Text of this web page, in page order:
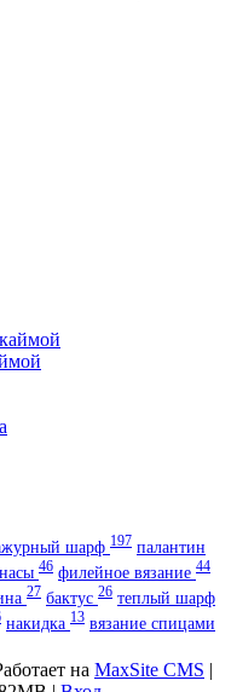
шарф 197 палантин
46 филейное вязание 44
27 бактус 26 теплый шарф
накидка 13 вязание спицами
на MaxSite CMS |